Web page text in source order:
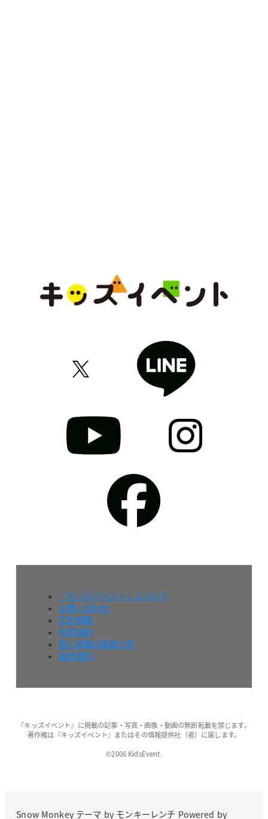
『キッズイベント』について
お問い合わせ
広告掲載
利用規約
個人情報の取扱方針
媒体資料
『キッズイベント』に掲載の記事・写真・画像・動画の無断転載を禁じます。
著作権は『キッズイベント』またはその情報提供社（者）に属します。
©2006 KidsEvent.
Snow Monkeyテーマ by モンキーレンチ Powered by